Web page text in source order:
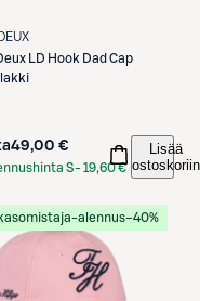
LD Hook Dad Cap
49,00 €
S-19,60 €
Lisää
ostoskoriin
alennus−40%